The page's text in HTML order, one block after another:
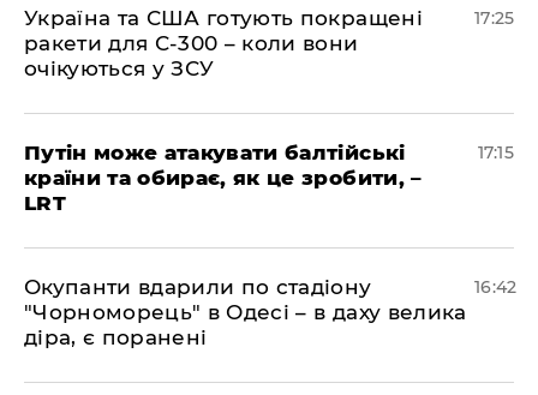
​Україна та США готують покращені
ракети для С-300 – коли вони
очікуються у ЗСУ
17:25
​Путін може атакувати балтійські
країни та обирає, як це зробити, –
LRT
17:15
​Окупанти вдарили по стадіону
"Чорноморець" в Одесі – в даху велика
діра, є поранені
16:42